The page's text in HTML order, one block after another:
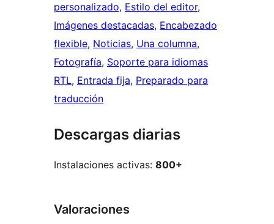
personalizado, Estilo del editor
Imágenes destacadas, Encabezado
flexible, Noticias, Una columna
Fotografía, Soporte para idiomas
RTL, Entrada fija, Preparado para
traducción
Descargas diarias
Instalaciones activas: 800+
Valoraciones